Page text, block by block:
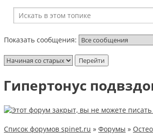
Показать сообщения:
Гипертонус
Список форумов spinet.ru » Форумы »